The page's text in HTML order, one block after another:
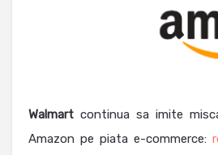
Walmart continua sa imite
Amazon pe piata e-commerce: